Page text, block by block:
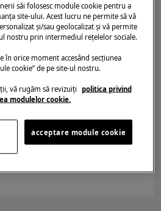
17.05.2023
la fileu în
Garros
săi folosesc module cookie pentru a
site-ului. Acest lucru ne permite să vă
și/sau geolocalizat și vă permite
nostru prin intermediul rețelelor sociale.
în orice moment accesând secțiunea
cookie” de pe site-ul nostru.
vă rugăm să revizuiți politica privind
modulelor cookie.
acceptare module cookie